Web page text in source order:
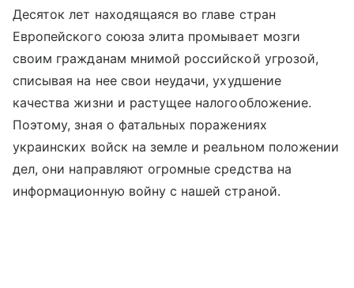
Десяток лет находящаяся во главе стран
Европейского союза элита промывает мозги
своим гражданам мнимой российской угрозой,
списывая на нее свои неудачи, ухудшение
качества жизни и растущее налогообложение.
Поэтому, зная о фатальных поражениях
украинских войск на земле и реальном положении
дел, они направляют огромные средства на
информационную войну с нашей страной.